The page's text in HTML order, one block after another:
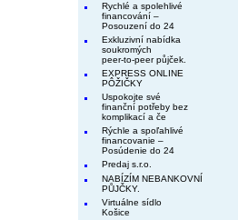
Rychlé a spolehlivé
financování –
Posouzení do 24
Exkluzivní nabídka
soukromých
peer-to-peer půjček.
EXPRESS ONLINE
PÔŽIČKY
Uspokojte své
finanční potřeby bez
komplikací a če
Rýchle a spoľahlivé
financovanie –
Posúdenie do 24
Predaj s.r.o.
NABÍZÍM NEBANKOVNÍ
PŮJČKY.
Virtuálne sídlo
Košice